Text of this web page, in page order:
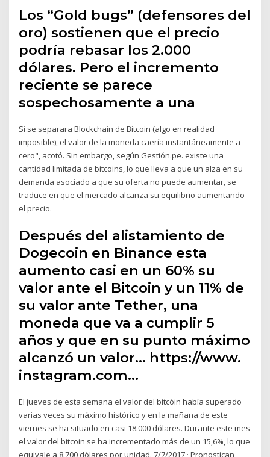
Los “Gold bugs” (defensores del
oro) sostienen que el precio
podría rebasar los 2.000
dólares. Pero el incremento
reciente se parece
sospechosamente a una
Si se separara Blockchain de Bitcoin (algo en realidad
imposible), el valor de la moneda caería instantáneamente a
cero", acotó. Sin embargo, según Gestión.pe. existe una
cantidad limitada de bitcoins, lo que lleva a que un alza en su
demanda asociado a que su oferta no puede aumentar, se
traduce en que el mercado alcanza su equilibrio aumentando
el precio.
Después del alistamiento de
Dogecoin en Binance esta
aumento casi en un 60% su
valor ante el Bitcoin y un 11% de
su valor ante Tether, una
moneda que va a cumplir 5
años y que en su punto máximo
alcanzó un valor… https://www.
instagram.com…
El jueves de esta semana el valor del bitcóin había superado
varias veces su máximo histórico y en la mañana de este
viernes se ha situado en casi 18.000 dólares. Durante este mes
el valor del bitcoin se ha incrementado más de un 15,6%, lo que